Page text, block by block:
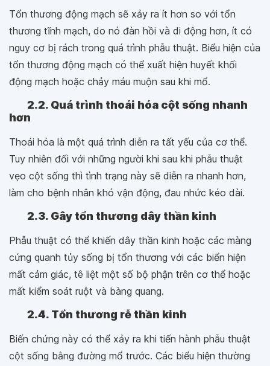
Tổn thương động mạch sẽ xảy ra ít hơn so với tổn
thương tĩnh mạch, do nó đàn hồi và di động hơn, ít có
nguy cơ bị rách trong quá trình phẫu thuật. Biểu hiện của
tổn thương động mạch có thể xuất hiện huyết khối
động mạch hoặc chảy máu muộn sau khi mổ.
2.2. Quá trình thoái hóa cột sống nhanh
hơn
Thoái hóa là một quá trình diễn ra tất yếu của cơ thể.
Tuy nhiên đối với những người khi sau khi phẫu thuật
vẹo cột sống thì tình trạng này sẽ diễn ra nhanh hơn,
làm cho bệnh nhân khó vận động, đau nhức kéo dài.
2.3. Gây tổn thương dây thần kinh
Phẫu thuật có thể khiến dây thần kinh hoặc các màng
cứng quanh tủy sống bị tổn thương với các biển hiện
mất cảm giác, tê liệt một số bộ phận trên cơ thể hoặc
mất kiểm soát ruột và bàng quang.
2.4. Tổn thương rễ thần kinh
Biến chứng này có thể xảy ra khi tiến hành phẫu thuật
cột sống bằng đường mổ trước. Các biểu hiện thường